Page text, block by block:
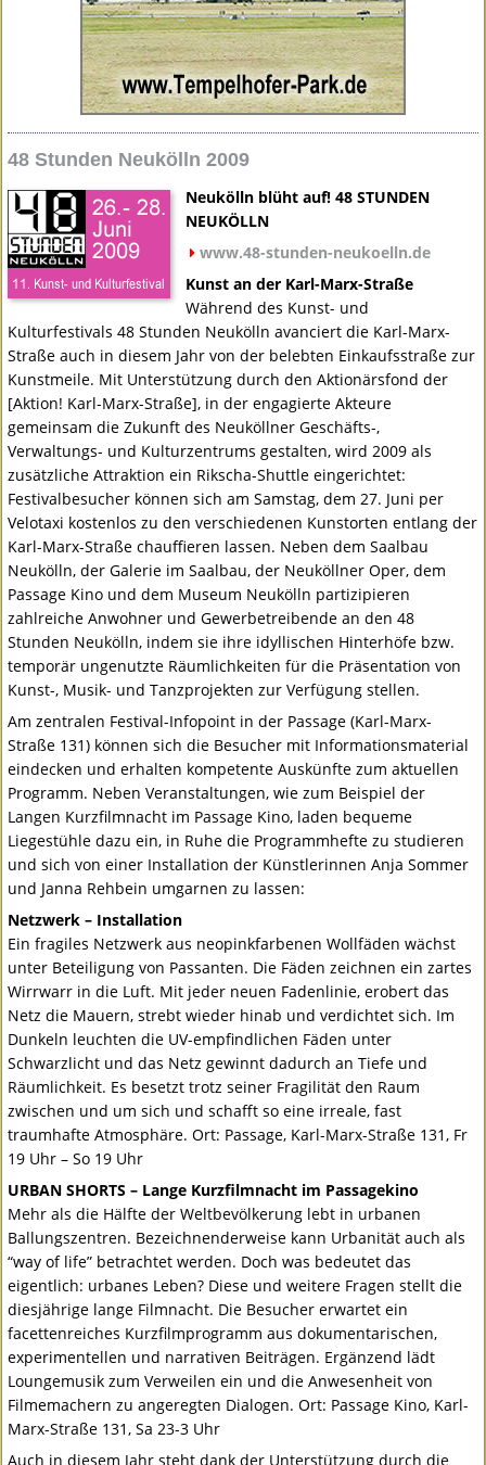
48 Stunden Neukölln 2009
Neukölln blüht auf! 48STUNDEN
NEUKÖLLN
www.48-stunden-neukoelln.de
Kunst an der Karl-Marx-Straße
Während des Kunst- und
Kulturfestivals 48 Stunden Neukölln avanciert die Karl-Marx-
Straße auch in diesem Jahr von der belebten Einkaufsstraße zur
Kunstmeile. Mit Unterstützung durch den Aktionärsfond der
[Aktion! Karl-Marx-Straße], in der engagierte Akteure
gemeinsam die Zukunft des Neuköllner Geschäfts-,
Verwaltungs- und Kulturzentrums gestalten, wird 2009 als
zusätzliche Attraktion ein Rikscha-Shuttle eingerichtet:
Festivalbesucher können sich am Samstag, dem 27. Juni per
Velotaxi kostenlos zu den verschiedenen Kunstorten entlang der
Karl-Marx-Straße chauffieren lassen. Neben dem Saalbau
Neukölln, der Galerie im Saalbau, der Neuköllner Oper, dem
Passage Kino und dem Museum Neukölln partizipieren
zahlreiche Anwohner und Gewerbetreibende an den 48
Stunden Neukölln, indem sie ihre idyllischen Hinterhöfe bzw.
temporär ungenutzte Räumlichkeiten für die Präsentation von
Kunst-, Musik- und Tanzprojekten zur Verfügung stellen.
Am zentralen Festival-Infopoint in der Passage (Karl-Marx-
Straße 131) können sich die Besucher mit Informationsmaterial
eindecken und erhalten kompetente Auskünfte zum aktuellen
Programm. Neben Veranstaltungen, wie zum Beispiel der
Langen Kurzfilmnacht im Passage Kino, laden bequeme
Liegestühle dazu ein, in Ruhe die Programmhefte zu studieren
und sich von einer Installation der Künstlerinnen Anja Sommer
und Janna Rehbein umgarnen zu lassen:
Netzwerk – Installation
Ein fragiles Netzwerk aus neopinkfarbenen Wollfäden wächst
unter Beteiligung von Passanten. Die Fäden zeichnen ein zartes
Wirrwarr in die Luft. Mit jeder neuen Fadenlinie, erobert das
Netz die Mauern, strebt wieder hinab und verdichtet sich. Im
Dunkeln leuchten die UV-empfindlichen Fäden unter
Schwarzlicht und das Netz gewinnt dadurch an Tiefe und
Räumlichkeit. Es besetzt trotz seiner Fragilität den Raum
zwischen und um sich und schafft so eine irreale, fast
traumhafte Atmosphäre. Ort: Passage, Karl-Marx-Straße 131, Fr
19 Uhr – So 19 Uhr
URBAN SHORTS – Lange Kurzfilmnacht im Passagekino
Mehr als die Hälfte der Weltbevölkerung lebt in urbanen
Ballungszentren. Bezeichnenderweise kann Urbanität auch als
“way of life” betrachtet werden. Doch was bedeutet das
eigentlich: urbanes Leben? Diese und weitere Fragen stellt die
diesjährige lange Filmnacht. Die Besucher erwartet ein
facettenreiches Kurzfilmprogramm aus dokumentarischen,
experimentellen und narrativen Beiträgen. Ergänzend lädt
Loungemusik zum Verweilen ein und die Anwesenheit von
Filmemachern zu angeregten Dialogen. Ort: Passage Kino, Karl-
Marx-Straße 131, Sa 23-3 Uhr
Auch in diesem Jahr steht dank der Unterstützung durch die